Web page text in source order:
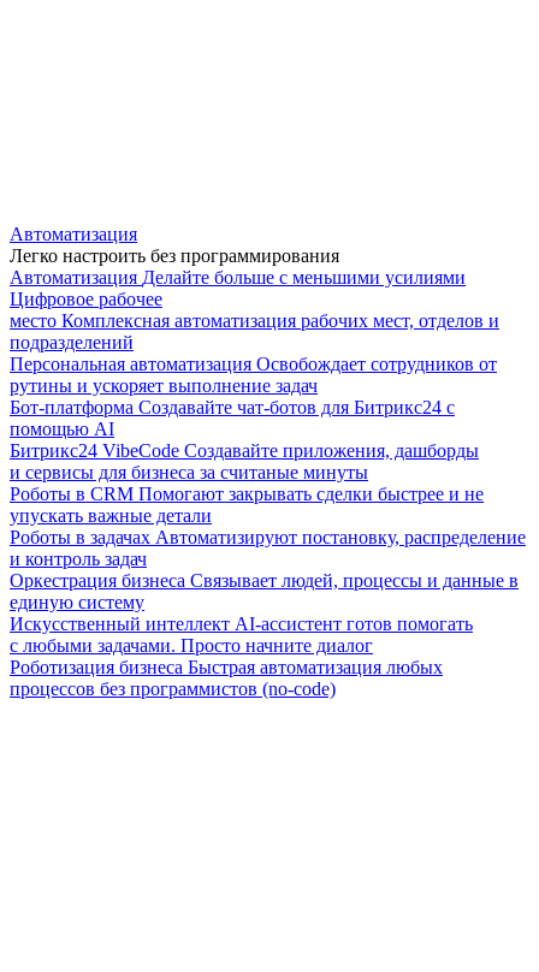
Автоматизация
Легко настроить без программирования
Автоматизация Делайте больше с меньшими усилиями
Цифровое рабочее
место Комплексная автоматизация рабочих мест, отделов и
подразделений
Персональная автоматизация Освобождает сотрудников от
рутины и ускоряет выполнение задач
Бот-платформа Создавайте чат-ботов для Битрикс24 с
помощью AI
Битрикс24 VibeCode Создавайте приложения, дашборды
и сервисы для бизнеса за считаные минуты
Роботы в CRM Помогают закрывать сделки быстрее и не
упускать важные детали
Роботы в задачах Автоматизируют постановку, распределение
и контроль задач
Оркестрация бизнеса Связывает людей, процессы и данные в
единую систему
Искусственный интеллект AI-ассистент готов помогать
с любыми задачами. Просто начните диалог
Роботизация бизнеса Быстрая автоматизация любых
процессов без программистов (no-code)